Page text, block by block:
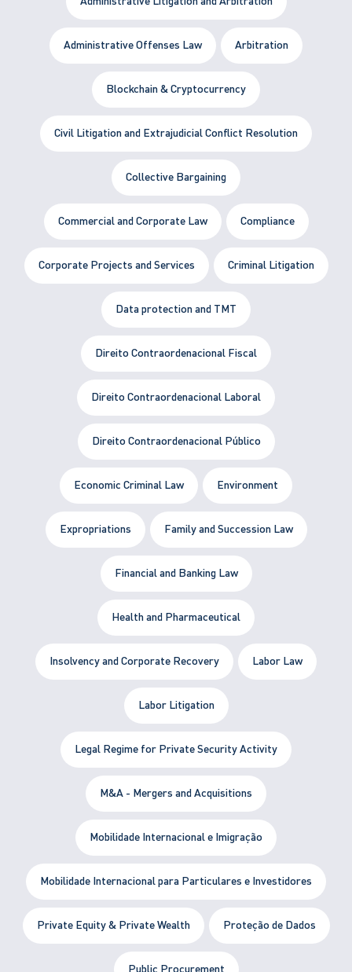
Administrative Offenses Law Arbitration
Blockchain & Cryptocurrency
Civil Litigation and Extrajudicial Conflict Resolution
Collective Bargaining
Commercial and Corporate Law Compliance
Corporate Projects and Services Criminal Litigation
Data protection and TMT
Direito Contraordenacional Fiscal
Direito Contraordenacional Laboral
Direito Contraordenacional Público
Economic Criminal Law Environment
Expropriations Family and Succession Law
Financial and Banking Law
Health and Pharmaceutical
Insolvency and Corporate Recovery Labor Law
Labor Litigation
Legal Regime for Private Security Activity
M&A - Mergers and Acquisitions
Mobilidade Internacional e Imigração
Mobilidade Internacional para Particulares e Investidores
Private Equity & Private Wealth Proteção de Dados
Public Procurement